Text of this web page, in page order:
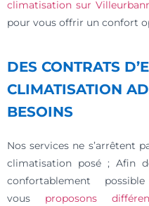
climatisation sur
pour vous offrir un confort
DES CONTRATS
CLIMATISATION
BESOINS
Nos services ne s’arrêtent
climatisation posé ; Afin
confortablement
vous proposons